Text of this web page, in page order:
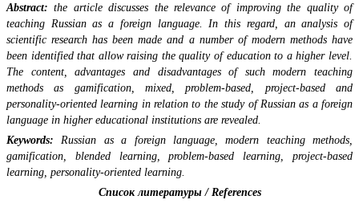
Abstract: the article discusses the relevance of improving the quality of
teaching Russian as a foreign language. In this regard, an analysis of
scientific research has been made and a number of modern methods have
been identified that allow raising the quality of education to a higher level.
The content, advantages and disadvantages of such modern teaching
methods as gamification, mixed, problem-based, project-based and
personality-oriented learning in relation to the study of Russian as a foreign
language in higher educational institutions are revealed.
Keywords: Russian as a foreign language, modern teaching methods,
gamification, blended learning, problem-based learning, project-based
learning, personality-oriented learning.
Список литературы / References